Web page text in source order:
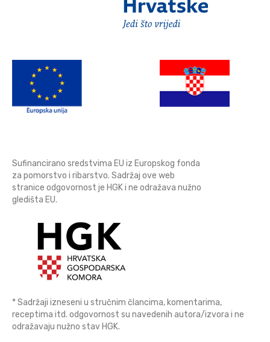
Sufinancirano sredstvima EU iz Europskog fonda
za pomorstvo i ribarstvo. Sadržaj ove web
stranice odgovornost je HGK i ne odražava nužno
gledišta EU.
* Sadržaji izneseni u stručnim člancima, komentarima,
receptima itd. odgovornost su navedenih autora/izvora i ne
odražavaju nužno stav HGK.